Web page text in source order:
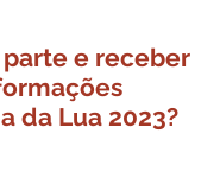
e receber
da Lua 2023?